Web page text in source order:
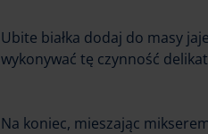
Ubite białka dodaj do masy
wykonywać tę czynność
Na koniec, mieszając